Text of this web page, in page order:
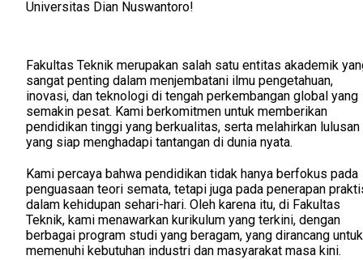
Universitas Dian Nuswantoro!
Fakultas Teknik merupakan salah satu entitas akademik
sangat penting dalam menjembatani ilmu pengetahuan,
inovasi, dan teknologi di tengah perkembangan global yang
semakin pesat. Kami berkomitmen untuk memberikan
pendidikan tinggi yang berkualitas, serta melahirkan lulusan
yang siap menghadapi tantangan di dunia nyata.
Kami percaya bahwa pendidikan tidak hanya berfokus pada
penguasaan teori semata, tetapi juga pada penerapan
dalam kehidupan sehari-hari. Oleh karena itu, di Fakultas
Teknik, kami menawarkan kurikulum yang terkini, dengan
berbagai program studi yang beragam, yang dirancang untuk
memenuhi kebutuhan industri dan masyarakat masa kini.